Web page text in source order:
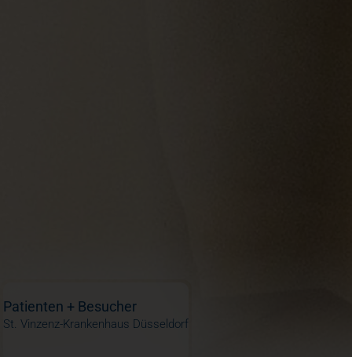
Patienten + Besucher
St. Vinzenz-Krankenhaus Düsseldorf